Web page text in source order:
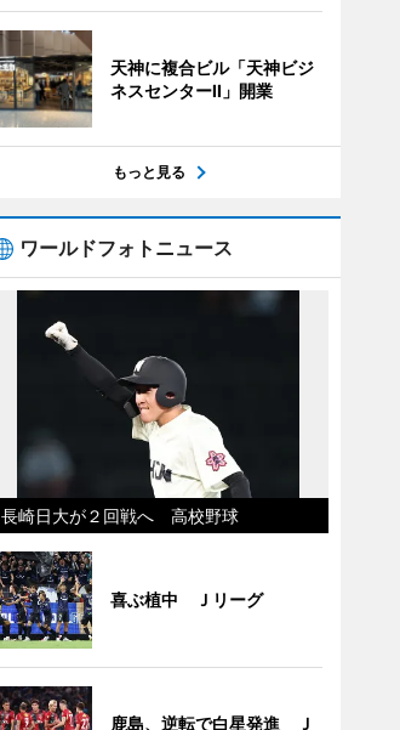
天神に複合ビル「天神ビジ
ネスセンターII」開業
もっと見る
ワールドフォトニュース
長崎日大が２回戦へ 高校野球
喜ぶ植中 Ｊリーグ
鹿島、逆転で白星発進 Ｊ